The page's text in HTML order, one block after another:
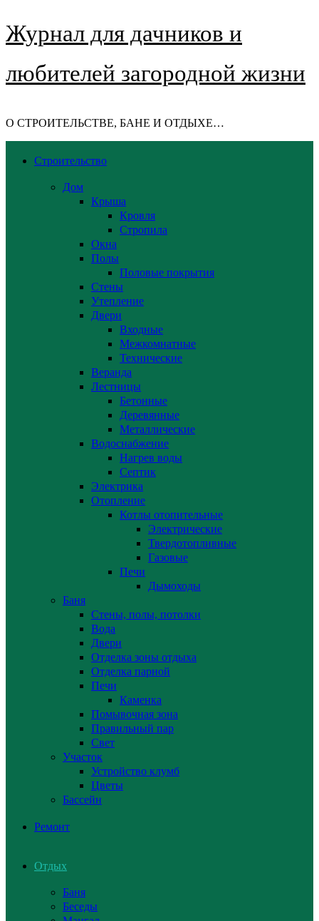
Журнал для дачников и
любителей загородной жизни
О СТРОИТЕЛЬСТВЕ, БАНЕ И ОТДЫХЕ…
Строительство
Дом
Крыша
Кровля
Стропила
Окна
Полы
Половые покрытия
Стены
Утепление
Двери
Входные
Межкомнатные
Технические
Веранда
Лестницы
Бетонные
Деревянные
Металлические
Водоснабжение
Нагрев воды
Септик
Электрика
Отопление
Котлы отопительные
Электрические
Твердотопливные
Газовые
Печи
Дымоходы
Баня
Стены, полы, потолки
Вода
Двери
Отделка зоны отдыха
Отделка парной
Печи
Каменка
Помывочная зона
Правильный пар
Свет
Участок
Устройство клумб
Цветы
Бассейн
Ремонт
Отдых
Баня
Беседы